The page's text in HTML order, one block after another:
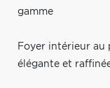
gamme
Foyer intérieur au
élégante et